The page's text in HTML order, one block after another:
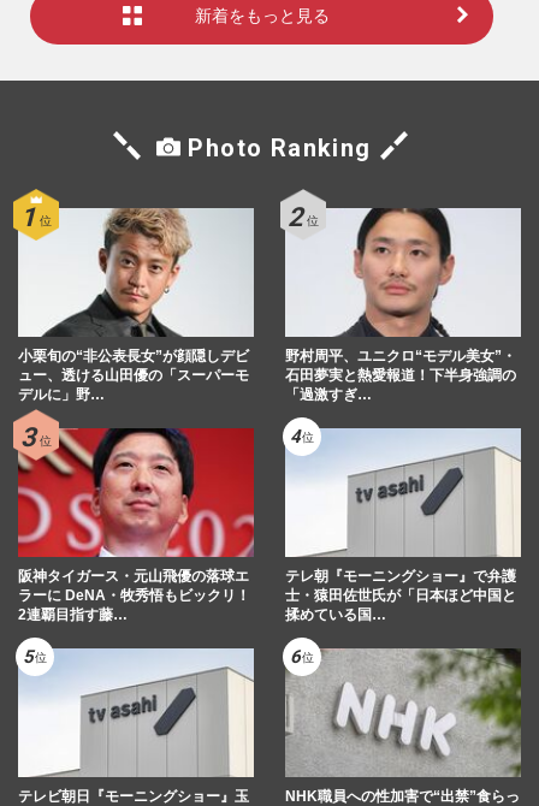
新着をもっと見る
Photo Ranking
小栗旬の“非公表長女”が顔隠しデビ
ュー、透ける山田優の「スーパーモ
デルに」野…
野村周平、ユニクロ“モデル美女”・
石田夢実と熱愛報道！下半身強調の
「過激すぎ…
阪神タイガース・元山飛優の落球エ
ラーに DeNA・牧秀悟もビックリ！
2連覇目指す藤…
テレ朝『モーニングショー』で弁護
士・猿田佐世氏が「日本ほど中国と
揉めている国…
テレビ朝日『モーニングショー』玉
NHK職員への性加害で“出禁”食らっ